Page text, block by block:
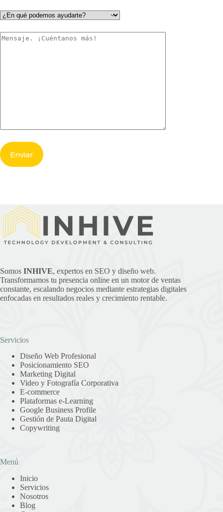
Somos INHIVE, expertos en SEO y diseño web.
Transformamos tu presencia online en un motor de ventas
constante, escalando negocios mediante estrategias digitales
enfocadas en resultados reales y crecimiento rentable.
Servicios
Diseño Web Profesional
Posicionamiento SEO
Marketing Digital
Video y Fotografía Corporativa
E-commerce
Plataformas e-Learning
Google Business Profile
Gestión de Pauta Digital
Copywriting
Menú
Inicio
Servicios
Nosotros
Blog